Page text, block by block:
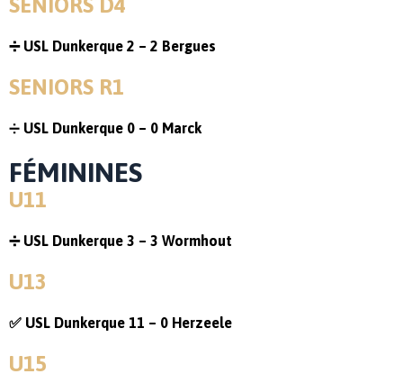
➗ USL Dunkerque 2 – 2 Bergues
SENIORS R1
➗ USL Dunkerque 0 – 0 Marck
FÉMININES
U11
➗ USL Dunkerque 3 – 3 Wormhout
U13
✅ USL Dunkerque 11 – 0 Herzeele
U15